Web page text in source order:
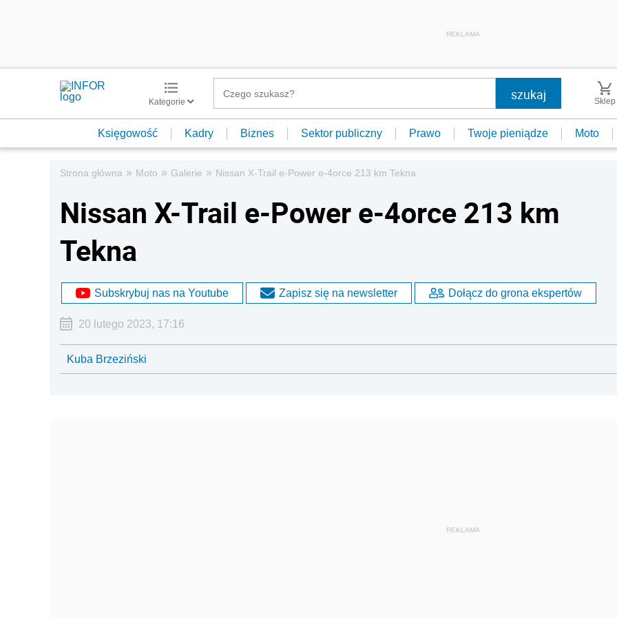
REKLAMA
Kategorie Sklep
Księgowość Kadry Biznes Sektor publiczny Prawo Twoje pieniądze Moto
Strona główna » Moto » Galerie » Nissan X-Trail e-Power e-4orce 213 km Tekna
Nissan X-Trail e-Power e-4orce 213 km
Tekna
Subskrybuj nas na Youtube Zapisz się na newsletter Dołącz do grona ekspertów
20 lutego 2023, 17:16
Kuba Brzeziński